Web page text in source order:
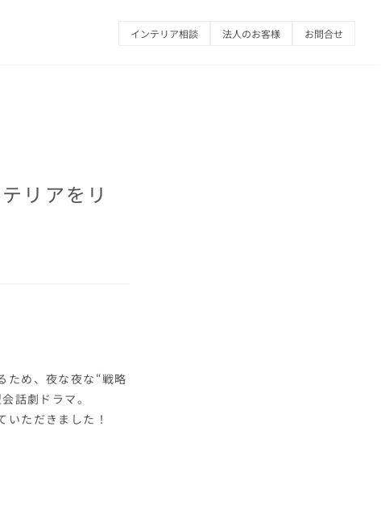
インテリア相談 法人のお客様 お問合せ
リアをリ
ため、夜な夜な“戦略
話劇ドラマ。
ただきました！